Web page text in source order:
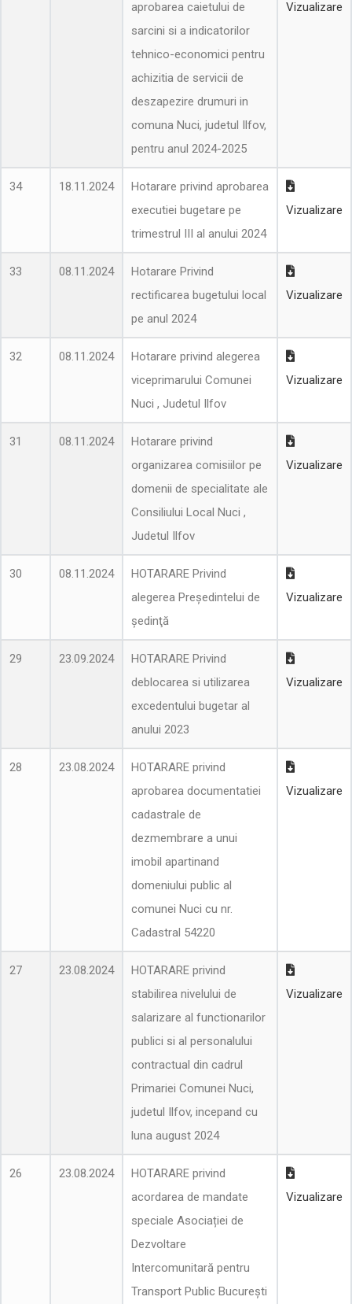
aprobarea caietului de
sarcini si a indicatorilor
tehnico-economici pentru
achizitia de servicii de
deszapezire drumuri in
comuna Nuci, judetul Ilfov,
pentru anul 2024-2025
Vizualizare
34 18.11.2024
Hotarare privind aprobarea
executiei bugetare pe
trimestrul III al anului 2024
Vizualizare
33 08.11.2024
Hotarare Privind
rectificarea bugetului local
pe anul 2024
Vizualizare
32 08.11.2024
Hotarare privind alegerea
viceprimarului Comunei
Nuci , Judetul Ilfov
Vizualizare
31 08.11.2024
Hotarare privind
organizarea comisiilor pe
domenii de specialitate ale
Consiliului Local Nuci ,
Judetul Ilfov
Vizualizare
30 08.11.2024
HOTARARE Privind
alegerea Preşedintelui de
şedinţă
Vizualizare
29 23.09.2024
HOTARARE Privind
deblocarea si utilizarea
excedentului bugetar al
anului 2023
Vizualizare
28 23.08.2024
HOTARARE privind
aprobarea documentatiei
cadastrale de
dezmembrare a unui
imobil apartinand
domeniului public al
comunei Nuci cu nr.
Cadastral 54220
Vizualizare
27 23.08.2024
HOTARARE privind
stabilirea nivelului de
salarizare al functionarilor
publici si al personalului
contractual din cadrul
Primariei Comunei Nuci,
judetul Ilfov, incepand cu
luna august 2024
Vizualizare
26 23.08.2024
HOTARARE privind
acordarea de mandate
speciale Asociației de
Dezvoltare
Intercomunitară pentru
Transport Public București
Vizualizare